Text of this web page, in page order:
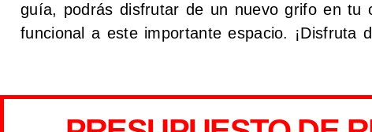
guía, podrás disfrutar de un nuevo grifo en tu
funcional a este importante espacio. ¡Disfruta